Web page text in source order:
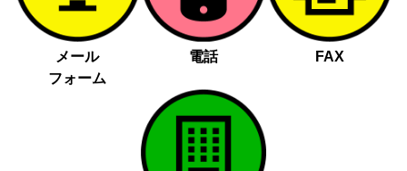
メール
フォーム
電話 FAX